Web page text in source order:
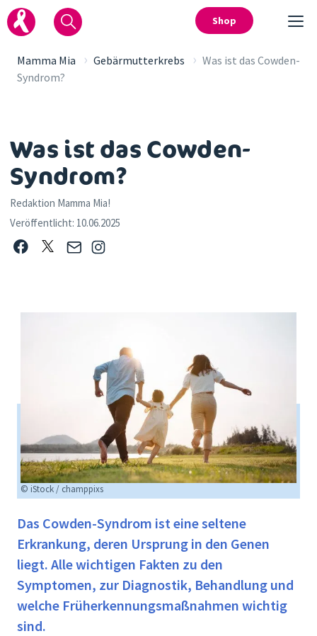
Shop
Mamma Mia › Gebärmutterkrebs › Was ist das Cowden-
Syndrom?
Was ist das Cowden-
Syndrom?
Redaktion Mamma Mia!
Veröffentlicht: 10.06.2025
© iStock / champpixs
Das Cowden-Syndrom ist eine seltene
Erkrankung, deren Ursprung in den Genen
liegt. Alle wichtigen Fakten zu den
Symptomen, zur Diagnostik, Behandlung und
welche Früherkennungsmaßnahmen wichtig
sind.